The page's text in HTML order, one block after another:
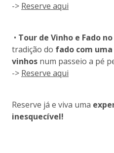
-> Reserve aqui
• Tour de Vinho e Fado
tradição do fado com
vinhos num passeio a pé
-> Reserve aqui
Reserve já e viva uma
inesquecível!